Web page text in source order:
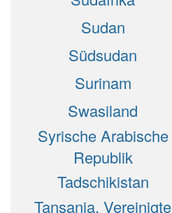
Sudan
Südsudan
Surinam
Swasiland
Syrische Arabische
Republik
Tadschikistan
Tansania, Vereinigte